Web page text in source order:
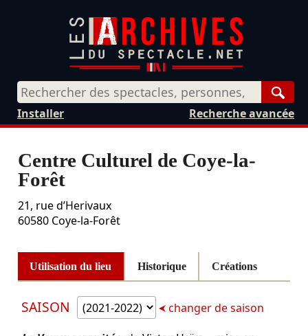
Recherche avancée
Installer
Centre Culturel de Coye-la-
Forêt
21, rue d’Herivaux
60580 Coye-la-Forêt
Utilisation du lieu Historique Créations
SAISON changer de saison